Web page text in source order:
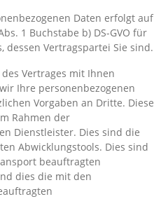
Daten erfolgt auf
1 Buchstabe b) DS-GVO für
dessen Vertragspartei Sie sind.
Vertrages mit Ihnen
Ihre personenbezogenen
Vorgaben an Dritte. Diese
Rahmen der
Dienstleister. Dies sind die
Abwicklungstools. Dies sind
beauftragten
dies die mit den